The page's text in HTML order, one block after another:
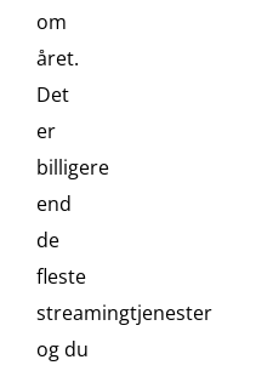
om
året.
Det
er
billigere
end
de
fleste
streamingtjenester
og du